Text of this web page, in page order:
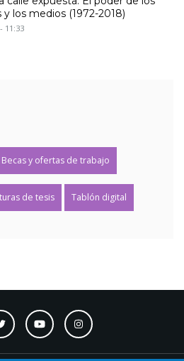
los medios (1972-2018)
11:33
Becas y ofertas de trabajo
de tesis Tablón digital